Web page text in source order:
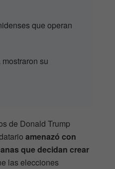
que operan
su
de Donald Trump
amenazó con
que decidan crear
las elecciones